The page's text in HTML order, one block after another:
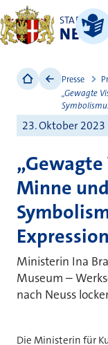
STADT
NEUSS
Leichte
Presse
„Gewagte
23. Oktober 2023
Minne
Ministerin Ina
Museum –
nach Neuss
Die Ministerin für